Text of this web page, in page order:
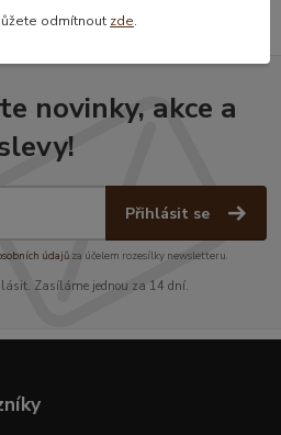
novinky, akce a
Přihlásit se
údajůza účelem rozesílky newsletteru.
Zasíláme jednou za 14 dní.
odmítnout zde.